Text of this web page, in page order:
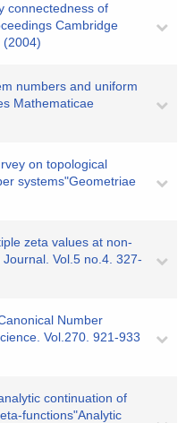
connectedness of
Cambridge
(2004)
numbers and uniform
Mathematicae
on topological
systems"Geometriae
zeta values at non-
Vol.5 no.4. 327-
Number
Vol.270. 921-933
continuation of
functions"Analytic